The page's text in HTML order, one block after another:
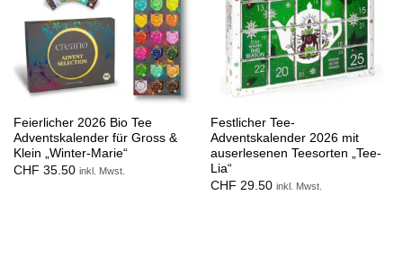
Feierlicher 2026 Bio Tee
Adventskalender für Gross &
Klein „Winter-Marie“
CHF 35.50 inkl. Mwst.
Festlicher Tee-
Adventskalender 2026 mit
auserlesenen Teesorten „Tee-
Lia“
CHF 29.50 inkl. Mwst.